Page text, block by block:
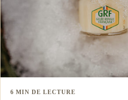
6 MIN DE LECTURE